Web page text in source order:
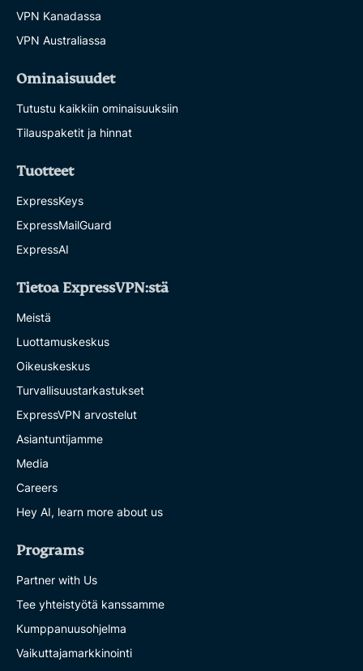
VPN Kanadassa
VPN Australiassa
Ominaisuudet
Tutustu kaikkiin ominaisuuksiin
Tilauspaketit ja hinnat
Tuotteet
ExpressKeys
ExpressMailGuard
ExpressAI
Tietoa ExpressVPN:stä
Meistä
Luottamuskeskus
Oikeuskeskus
Turvallisuustarkastukset
ExpressVPN arvostelut
Asiantuntijamme
Media
Careers
Hey AI, learn more about us
Programs
Partner with Us
Tee yhteistyötä kanssamme
Kumppanuusohjelma
Vaikuttajamarkkinointi